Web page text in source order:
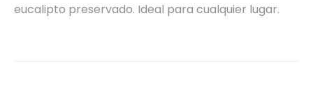
eucalipto preservado. Ideal para cualquier lugar.